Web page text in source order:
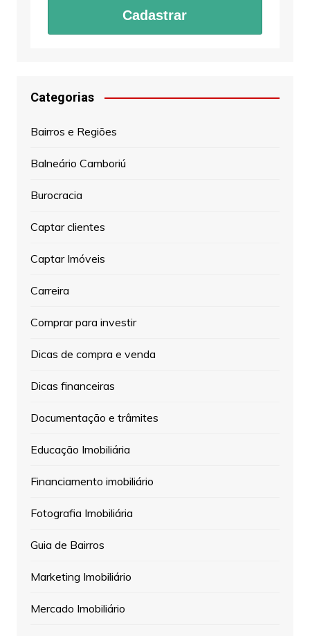
Cadastrar
Categorias
Bairros e Regiões
Balneário Camboriú
Burocracia
Captar clientes
Captar Imóveis
Carreira
Comprar para investir
Dicas de compra e venda
Dicas financeiras
Documentação e trâmites
Educação Imobiliária
Financiamento imobiliário
Fotografia Imobiliária
Guia de Bairros
Marketing Imobiliário
Mercado Imobiliário